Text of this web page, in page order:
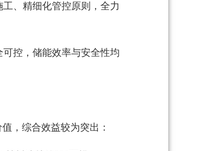
、精细化管控原则，全力
控，储能效率与安全性均
，综合效益较为突出：